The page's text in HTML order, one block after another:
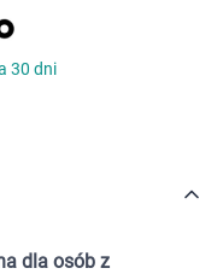
30 dni
dla osób z